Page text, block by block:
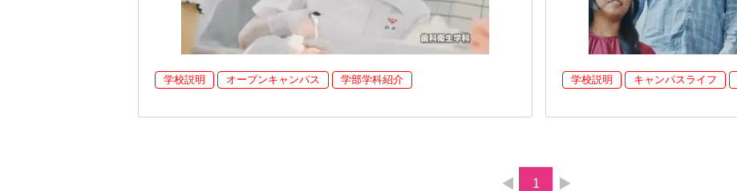
学校説明 オープンキャンパス 学部学科紹介 学校説明 キャンパスライフ
1